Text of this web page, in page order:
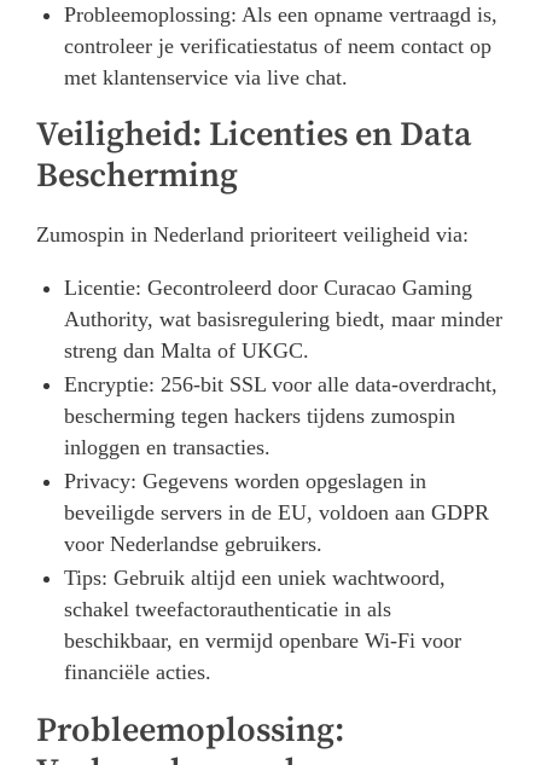
Probleemoplossing: Als een opname vertraagd is,
controleer je verificatiestatus of neem contact op
met klantenservice via live chat.
Veiligheid: Licenties en Data
Bescherming
Zumospin in Nederland prioriteert veiligheid via:
Licentie: Gecontroleerd door Curacao Gaming
Authority, wat basisregulering biedt, maar minder
streng dan Malta of UKGC.
Encryptie: 256-bit SSL voor alle data-overdracht,
bescherming tegen hackers tijdens zumospin
inloggen en transacties.
Privacy: Gegevens worden opgeslagen in
beveiligde servers in de EU, voldoen aan GDPR
voor Nederlandse gebruikers.
Tips: Gebruik altijd een uniek wachtwoord,
schakel tweefactorauthenticatie in als
beschikbaar, en vermijd openbare Wi-Fi voor
financiële acties.
Probleemoplossing: